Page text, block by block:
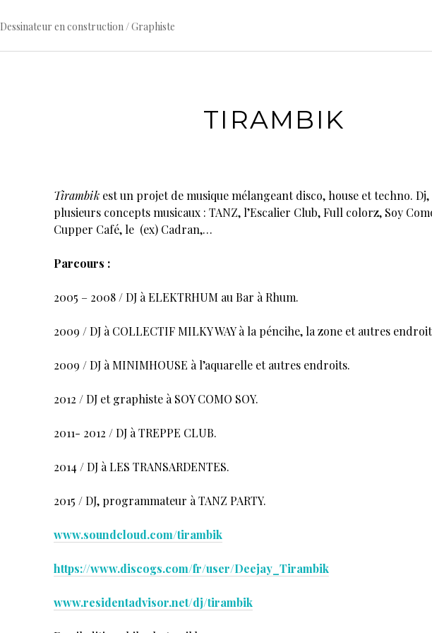
Dessinateur en construction / Graphiste
TIRAMBIK
Tirambik est un projet de musique mélangeant disco, house et techno.
plusieurs concepts musicaux : TANZ, l’Escalier Club, Full colorz, Soy
Cupper Café, le (ex) Cadran,…
Parcours :
2005 – 2008 / DJ à ELEKTRHUM au Bar à Rhum.
2009 / DJ à COLLECTIF MILKY WAY à la péncihe, la zone et autres
2009 / DJ à MINIMHOUSE à l’aquarelle et autres endroits.
2012 / DJ et graphiste à SOY COMO SOY.
2011- 2012 / DJ à TREPPE CLUB.
2014 / DJ à LES TRANSARDENTES.
2015 / DJ, programmateur à TANZ PARTY.
www.soundcloud.com/tirambik
https://www.discogs.com/fr/user/Deejay_Tirambik
www.residentadvisor.net/dj/tirambik